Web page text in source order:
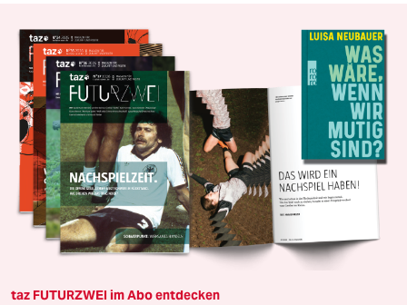
taz FUTURZWEI im Abo entdecken